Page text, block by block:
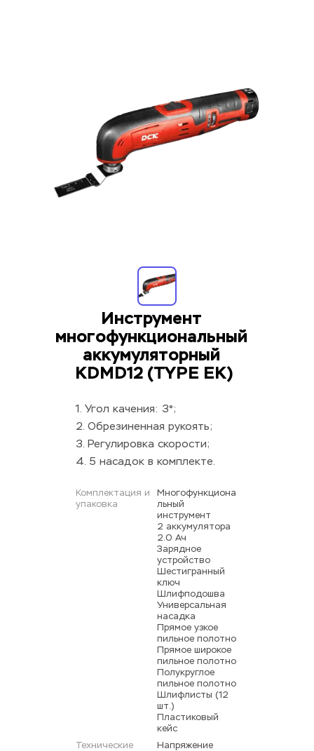
Инструмент
многофункциональный
аккумуляторный
KDMD12 (TYPE EK)
1. Угол качения: 3°;
2. Обрезиненная рукоять;
3. Регулировка скорости;
4. 5 насадок в комплекте.
Комплектация и
упаковка
Многофункциона
льный
инструмент
2 аккумулятора
2.0 Ач
Зарядное
устройство
Шестигранный
ключ
Шлифподошва
Универсальная
насадка
Прямое узкое
Прямое широкое
пильное полотно
Полукруглое
Шлифлисты (12
шт.)
Пластиковый
кейс
Технические
Напряжение